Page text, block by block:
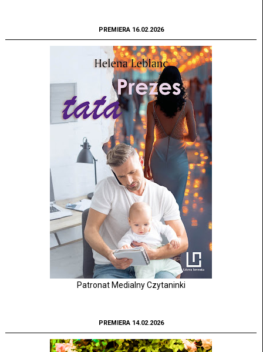
PREMIERA 16.02.2026
Patronat Medialny Czytaninki
PREMIERA 14.02.2026